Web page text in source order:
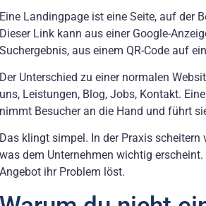
Eine Landingpage ist eine Seite, auf der
Dieser Link kann aus einer Google-
Suchergebnis, aus einem QR-Code auf
Der Unterschied zu einer normalen
uns, Leistungen, Blog, Jobs, Kontakt.
nimmt Besucher an die Hand und führt
Das klingt simpel. In der Praxis
was dem Unternehmen wichtig
Angebot ihr Problem löst.